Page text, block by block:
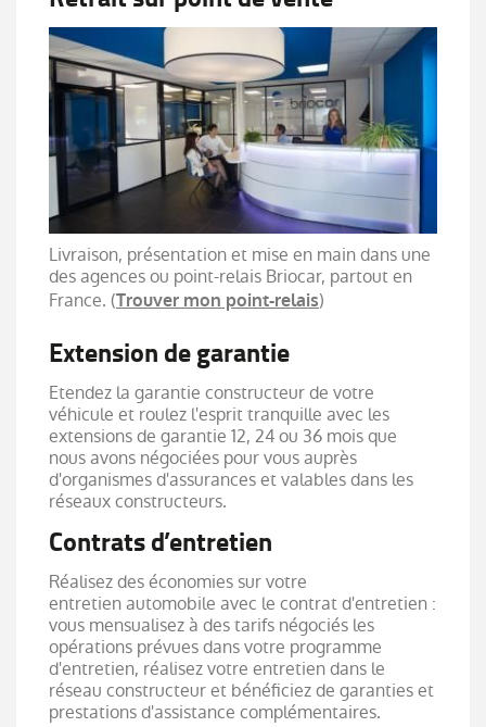
Livraison, présentation et mise en main dans une
des agences ou point-relais Briocar, partout en
France. (Trouver mon point-relais)
Extension de garantie
Etendez la garantie constructeur de votre
véhicule et roulez l'esprit tranquille avec les
extensions de garantie 12, 24 ou 36 mois que
nous avons négociées pour vous auprès
d'organismes d'assurances et valables dans les
réseaux constructeurs.
Contrats d’entretien
Réalisez des économies sur votre
entretien automobile avec le contrat d'entretien :
vous mensualisez à des tarifs négociés les
opérations prévues dans votre programme
d'entretien, réalisez votre entretien dans le
réseau constructeur et bénéficiez de garanties et
prestations d'assistance complémentaires.